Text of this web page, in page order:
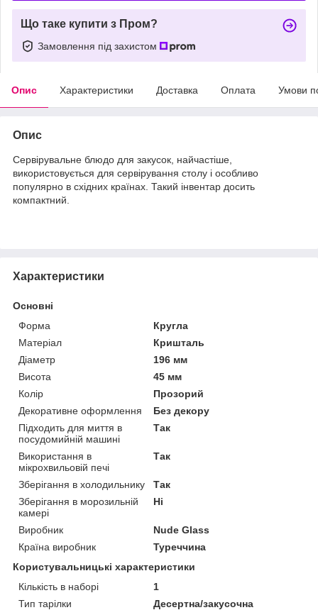
Що таке купити з Пром?
Замовлення під захистом
Опис Характеристики Доставка Оплата Умови
Опис
Сервірувальне блюдо для закусок, найчастіше,
використовується для сервірування столу і особливо
популярно в східних країнах. Такий інвентар досить
компактний.
Характеристики
Основні
Форма
Кругла
Матеріал
Кришталь
Діаметр
196 мм
Висота
45 мм
Колір
Прозорий
Декоративне оформлення
Без декору
Підходить для миття в
посудомийній машині
Так
Використання в
мікрохвильовій печі
Так
Зберігання в холодильнику
Так
Зберігання в морозильній
камері
Ні
Виробник
Nude Glass
Країна виробник
Туреччина
Користувальницькі характеристики
Кількість в наборі
1
Тип тарілки
Десертна/закусочна